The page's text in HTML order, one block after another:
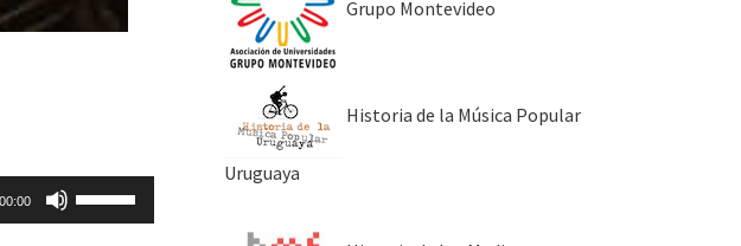
00:00
Grupo Montevideo
Historia de la Música Popular
Uruguaya